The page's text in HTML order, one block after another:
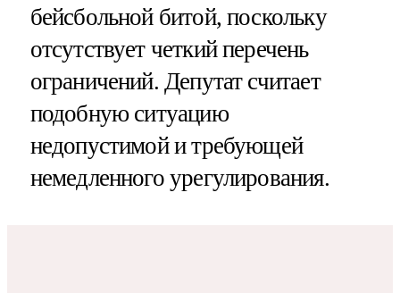
бейсбольной битой, поскольку
отсутствует четкий перечень
ограничений. Депутат считает
подобную ситуацию
недопустимой и требующей
немедленного урегулирования.